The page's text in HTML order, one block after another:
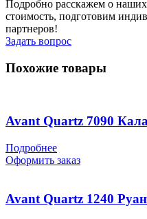
Подробно расскажем о наших
стоимость, подготовим
партнеров!
Задать вопрос
Похожие товары
Avant Quartz 7090
Подробнее
Оформить заказ
Avant Quartz 1240 Руан